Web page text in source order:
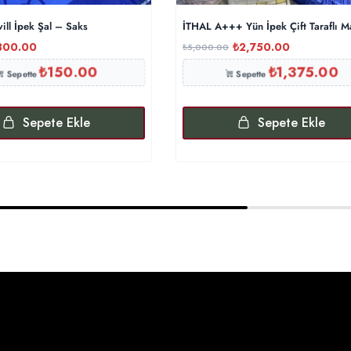
İpek Şal – Saks
Sepette₺150.00
Sepete Ekle
İTHAL A+++ Yün İpek Çift Taraflı
₺5,000.00 ₺2,750.00
Sepette₺1,375.00
Sepete Ekle